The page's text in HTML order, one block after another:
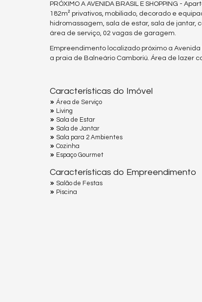
PRÓXIMO A AVENIDA BRASIL E SHOPPING -
182m² privativos, mobiliado, decorado e
hidromassagem, sala de estar, sala de jantar,
área de serviço, 02 vagas de garagem.
Empreendimento localizado próximo a
a praia de Balneário Camboriú. Área de lazer
Características do Imóvel
Área de Serviço
Living
Sala de Estar
Sala de Jantar
Sala para 2 Ambientes
Cozinha
Espaço Gourmet
Características do Empreendimento
Salão de Festas
Piscina